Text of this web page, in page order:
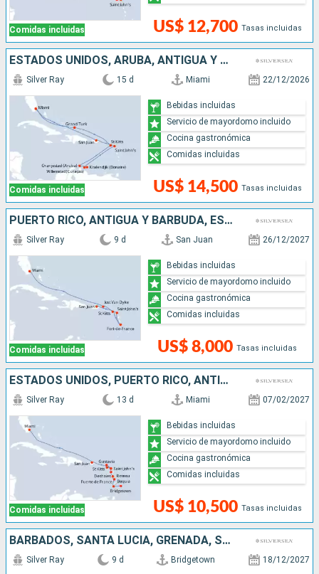
Comidas incluidas US$ 12,700 Tasas incluidas
ESTADOS UNIDOS, ARUBA, ANTIGUA Y BARBUDA, PUERTO RICO
Comidas incluidas
Silver Ray 15 d Miami 22/12/2026
US$ 14,500 Tasas incluidas
Bebidas incluidas
Servicio de mayordomo incluido
Cocina gastronómica
Comidas incluidas
PUERTO RICO, ANTIGUA Y BARBUDA, ESTADOS UNIDOS
Comidas incluidas
Silver Ray 9 d San Juan 26/12/2027
US$ 8,000 Tasas incluidas
Bebidas incluidas
Servicio de mayordomo incluido
Cocina gastronómica
Comidas incluidas
ESTADOS UNIDOS, PUERTO RICO, ANTIGUA Y BARBUDA, FRANCIA, DOMINICA, SAN VINCENT Y LAS GRANADINAS, BARBADOS
Comidas incluidas
Silver Ray 13 d Miami 07/02/2027
US$ 10,500 Tasas incluidas
Bebidas incluidas
Servicio de mayordomo incluido
Cocina gastronómica
Comidas incluidas
BARBADOS, SANTA LUCIA, GRENADA, SAN VINCENT Y LAS GRANADINAS, DOMINICA, ANTIGUA Y BARBUDA, PUERTO RICO
Silver Ray 9 d Bridgetown 18/12/2027